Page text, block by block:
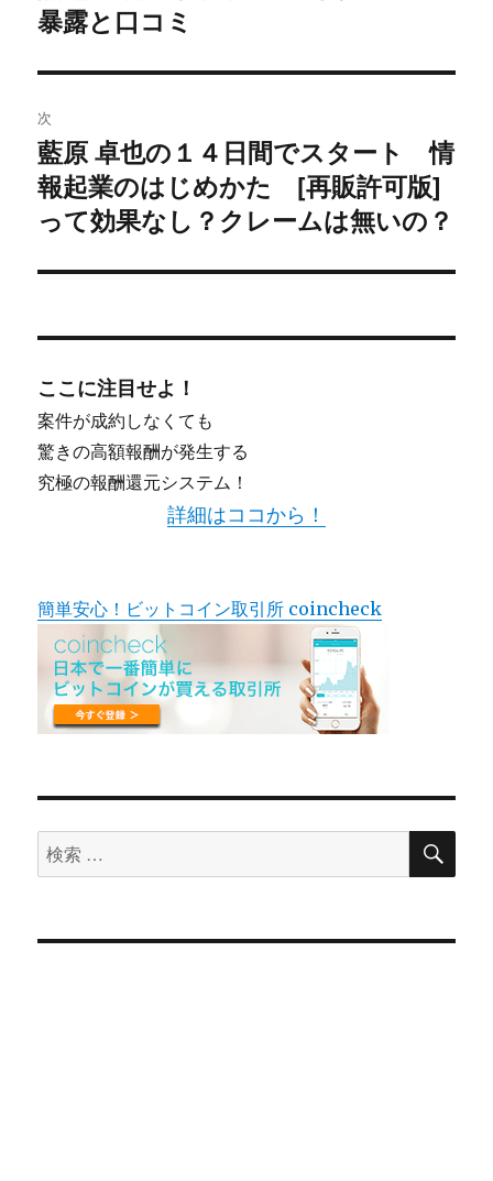
ナ
ビ
ゲ
ー
シ
去
投
稿:
暴露と口コミ
次
次
の
投
藍原 卓也の１４日間でスタート 情
報起業のはじめかた [再販許可版]
って効果なし？クレームは無いの？
ここに注目せよ！
案件が成約しなくても
驚きの高額報酬が発生する
究極の報酬還元システム！
詳細はココから！
簡単安心！ビットコイン取引所 coincheck
検
索
象:
検